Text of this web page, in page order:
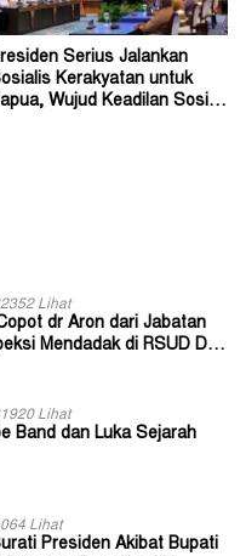
Serius Jalankan
Kerakyatan untuk
Wujud Keadilan Sosial
Lihat
dr Aron dari Jabatan
Mendadak di RSUD Dok
Lihat
Band dan Luka Sejarah
Lihat
Presiden Akibat Bupati